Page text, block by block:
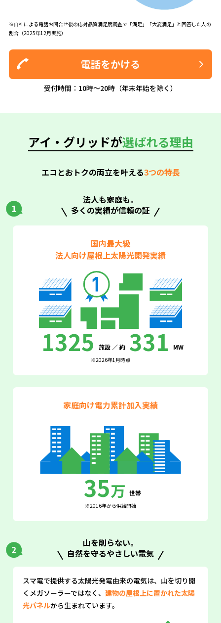
※自社による電話お問合せ後の応対品質満足度調査で「満足」「大変満足」と回答した人の
割合（2025年12月実施）
電話をかける
受付時間：10時～20時（年末年始を除く）
アイ・グリッドが選ばれる理由
エコとおトクの両立を叶える3つの特長
法人も家庭も。
多くの実績が信頼の証
国内最大級
法人向け屋根上太陽光開発実績
1325 施設 ／ 約 331 MW
※2026年1月時点
家庭向け電力累計加入実績
35万 世帯
※2016年から供給開始
山を削らない。
自然を守るやさしい電気
スマ電で提供する太陽光発電由来の電気は、 山を切り開
くメガソーラーではなく、 建物の屋根上に置かれた太陽
光パネルから生まれています。